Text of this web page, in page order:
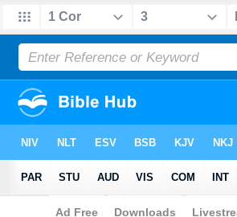
Biblia >Italian: Riveduta Bible (1927) > 1 Corinthians